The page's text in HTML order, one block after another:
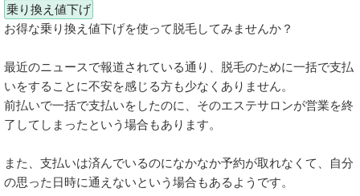
乗り換え値下げ
お得な乗り換え値下げを使って脱毛してみませんか？
最近のニュースで報道されている通り、脱毛のために一括で支払
いをすることに不安を感じる方も少なくありません。
前払いで一括で支払いをしたのに、そのエステサロンが営業を終
了してしまったという場合もあります。
また、支払いは済んでいるのになかなか予約が取れなくて、自分
の思った日時に通えないという場合もあるようです。